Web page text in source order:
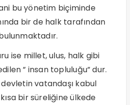
bu yönetim biçiminde
bir de halk tarafından
ise millet, ulus, halk gibi
” insan topluluğu” dur.
vatandaşı kabul
bir süreliğine ülkede